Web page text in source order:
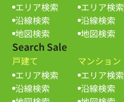
エリア検索
沿線検索
地図検索
エリア検索
沿線検索
地図検索
Search Sale
戸建て
エリア検索
沿線検索
マンション
エリア検索
沿線検索